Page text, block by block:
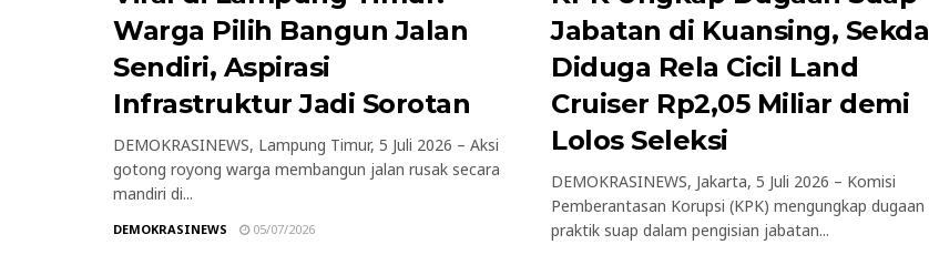
Warga Pilih Bangun Jalan
Sendiri, Aspirasi
Infrastruktur Jadi Sorotan
DEMOKRASINEWS, Lampung Timur, 5 Juli 2026 – Aksi
gotong royong warga membangun jalan rusak secara
mandiri di...
DEMOKRASINEWS 05/07/2026
Jabatan di Kuansing, Sekda
Diduga Rela Cicil Land
Cruiser Rp2,05 Miliar demi
Lolos Seleksi
DEMOKRASINEWS, Jakarta, 5 Juli 2026 – Komisi
Pemberantasan Korupsi (KPK) mengungkap dugaan
praktik suap dalam pengisian jabatan...